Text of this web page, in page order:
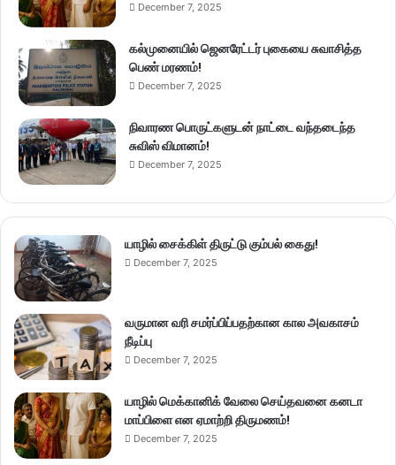
December 7, 2025
கல்முனையில் ஜெனரேட்டர் புகையை சுவாசித்த
பெண் மரணம்!
December 7, 2025
நிவாரண பொருட்களுடன் நாட்டை வந்தடைந்த
சுவிஸ் விமானம்!
December 7, 2025
யாழில் சைக்கிள் திருட்டு கும்பல் கைது!
December 7, 2025
வருமான வரி சமர்ப்பிப்பதற்கான கால அவகாசம்
நீடிப்பு
December 7, 2025
யாழில் மெக்கானிக் வேலை செய்தவனை கனடா
மாப்பிளை என ஏமாற்றி திருமணம்!
December 7, 2025